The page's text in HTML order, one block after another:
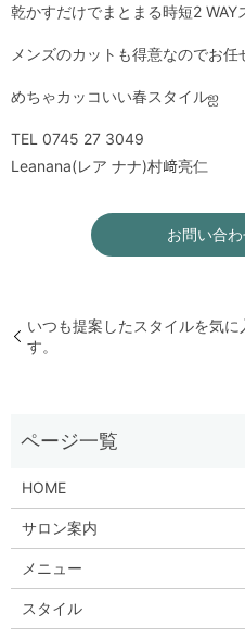
乾かすだけでまとまる時短2 WAY
メンズのカットも得意なのでお任
めちゃカッコいい春スタイルஐ
TEL 0745 27 3049
Leanana(レア ナナ)村﨑亮仁
お問い合
いつも提案したスタイルを気
す。
HOME
サロン案内
メニュー
スタイル